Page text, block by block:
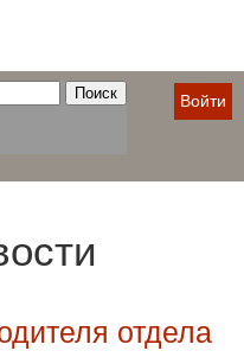
Войти
отдела